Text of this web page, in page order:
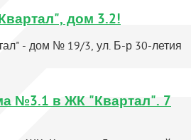
дом 3.2!
- дом № 19/3, ул. Б-р 30-летия
№3.1 в ЖК "Квартал". 7